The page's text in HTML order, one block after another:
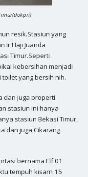
resik.Stasiun yang
Ir Haji Juanda
Timur.Seperti
kebersihan menjadi
toilet yang bersih nih.
dan juga properti
stasiun ini hanya
stasiun Bekasi Timur,
dan juga Cikarang
bernama Elf 01
tempuh kisarn 15